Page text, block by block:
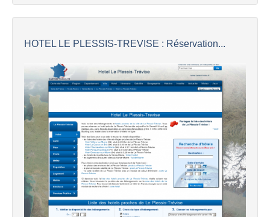
HOTEL LE PLESSIS-TREVISE : Réservation...